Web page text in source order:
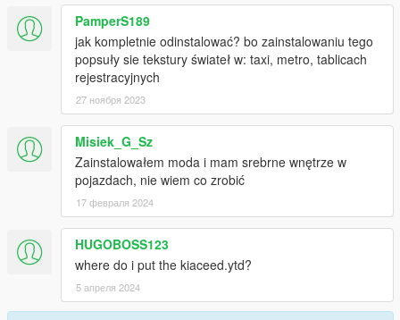
PamperS189
jak kompletnie odinstalować? bo zainstalowaniu tego
popsuły sie tekstury świateł w: taxi, metro, tablicach
rejestracyjnych
27 ноября 2023
Misiek_G_Sz
Zainstalowałem moda i mam srebrne wnętrze w
pojazdach, nie wiem co zrobić
17 февраля 2024
HUGOBOSS123
where do i put the kiaceed.ytd?
5 апреля 2024